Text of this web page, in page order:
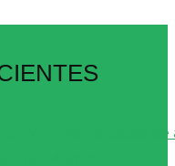
«Visiones actuales de